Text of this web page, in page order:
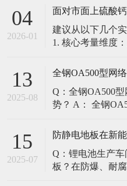
修，是保障其长期可
由值班工程师执行）： 观： 巡
面有无明显的水
04
2026-01
建议从以下几个
1. 核心考量维度：
您必须计算机房
点载荷（通常指
力）。 轻型机房（标准服务器/网络柜）：
单点载荷通常在
13
2025-08
全钢OA500型网
Q：全钢OA500
势？ A： 全钢
以下核心优势：
轧钢板拉伸焊接
塑，防锈耐磨，
线：配套活动线
15
2025-07
Q：锂电池生产
板？在防爆、耐